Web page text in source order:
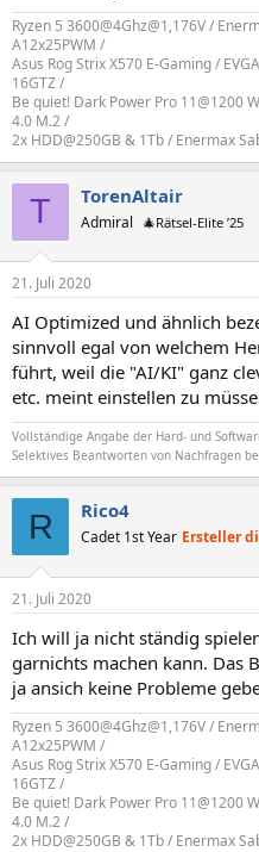
Ryzen 5 3600@4Ghz@1,176V /
A12x25PWM /
Asus Rog Strix X570 E-Gaming /
16GTZ /
Be quiet! Dark Power Pro 11@1200
4.0 M.2 /
2x HDD@250GB & 1Tb / Enermax
T TorenAltair
Admiral 🎄Rätsel-Elite ’25
21. Juli 2020
AI Optimized und ähnlich
sinnvoll egal von welchem
führt, weil die "AI/KI" ganz
etc. meint einstellen zu
Vollständige Angabe der Hard- und
Selektives Beantworten von Nachfragen
R Rico4
Cadet 1st Year Ersteller
21. Juli 2020
Ich will ja nicht ständig
garnichts machen kann. Das
ja ansich keine Probleme
Ryzen 5 3600@4Ghz@1,176V /
A12x25PWM /
Asus Rog Strix X570 E-Gaming /
16GTZ /
Be quiet! Dark Power Pro 11@1200
4.0 M.2 /
2x HDD@250GB & 1Tb / Enermax